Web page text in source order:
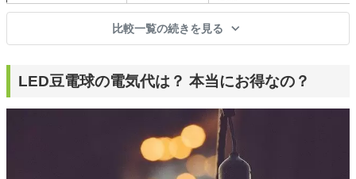
比較一覧の続きを見る
LED豆電球の電気代は？ 本当にお得なの？